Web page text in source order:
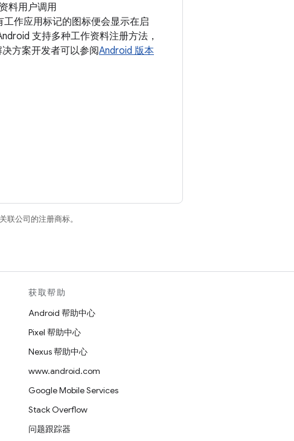
料用户调用
作应用标记的图标便会显示在启
支持多种工作资料注册方法，
方案开发者可以参阅Android 版本
公司的注册商标。
获取帮助
Android 帮助中心
Pixel 帮助中心
Nexus 帮助中心
www.android.com
Google Mobile Services
Stack Overflow
问题跟踪器